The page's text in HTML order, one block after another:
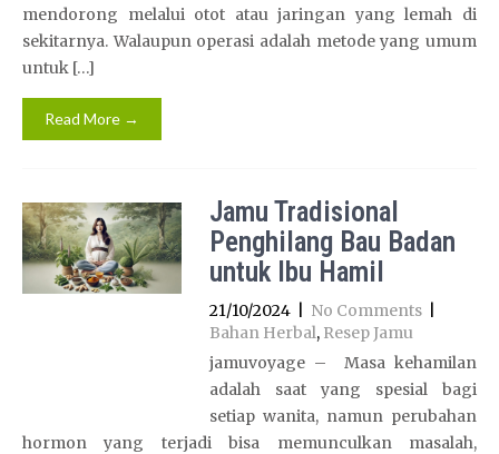
mendorong melalui otot atau jaringan yang lemah di
sekitarnya. Walaupun operasi adalah metode yang umum
untuk […]
Read More →
Jamu Tradisional
Penghilang Bau Badan
untuk Ibu Hamil
21/10/2024 No Comments
Bahan Herbal, Resep Jamu
jamuvoyage – Masa kehamilan
adalah saat yang spesial bagi
setiap wanita, namun perubahan
hormon yang terjadi bisa memunculkan masalah,